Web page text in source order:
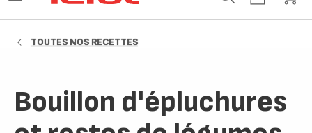
TOUTES NOS RECETTES
Bouillon d'épluchures